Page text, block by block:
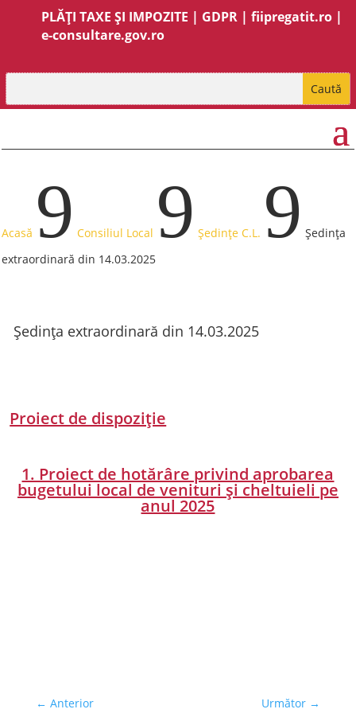
PLĂȚI TAXE ȘI IMPOZITE | GDPR |fiipregatit.ro |
e-consultare.gov.ro
Acasă 9 Consiliul Local 9 Ședințe C.L. 9 Ședința
extraordinară din 14.03.2025
Ședința extraordinară din 14.03.2025
Proiect de dispoziție
1. Proiect de hotărâre privind aprobarea
bugetului local de venituri și cheltuieli pe
anul 2025
← Anterior Următor →